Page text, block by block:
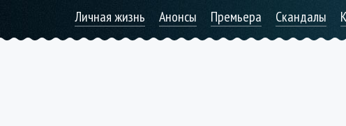
Личная жизнь Анонсы Премьера Скандалы